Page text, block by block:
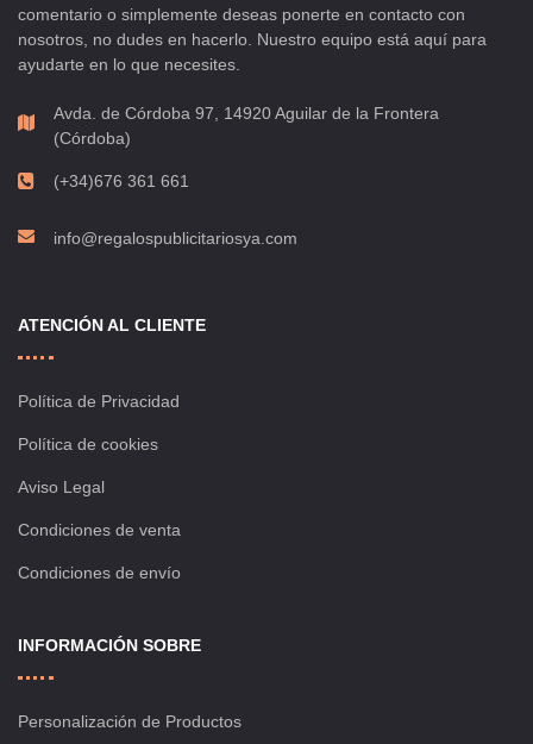
comentario o simplemente deseas ponerte en contacto con
nosotros, no dudes en hacerlo. Nuestro equipo está aquí para
ayudarte en lo que necesites.
Avda. de Córdoba 97, 14920 Aguilar de la Frontera
(Córdoba)
(+34)676 361 661
info@regalospublicitariosya.com
ATENCIÓN AL CLIENTE
Política de Privacidad
Política de cookies
Aviso Legal
Condiciones de venta
Condiciones de envío
INFORMACIÓN SOBRE
Personalización de Productos